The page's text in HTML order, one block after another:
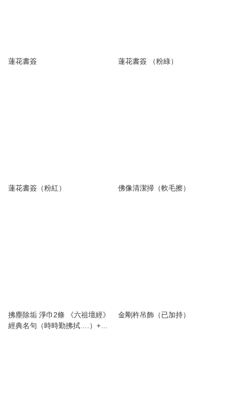
蓮花書簽 蓮花書簽 （粉綠）
蓮花書簽（粉紅） 佛像清潔掃（軟毛擦）
拂塵除垢 淨巾2條 《六祖壇經》
經典名句（時時勤拂拭….）+
金剛杵吊飾（已加持）